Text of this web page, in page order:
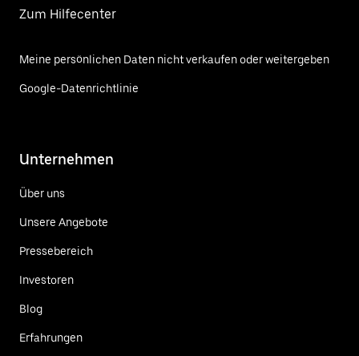
Zum Hilfecenter
Meine persönlichen Daten nicht verkaufen oder weitergeben
Google-Datenrichtlinie
Unternehmen
Über uns
Unsere Angebote
Pressebereich
Investoren
Blog
Erfahrungen